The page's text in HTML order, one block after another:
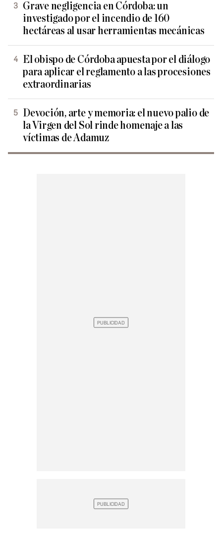
Grave negligencia en Córdoba: un
investigado por el incendio de 160
hectáreas al usar herramientas mecánicas
El obispo de Córdoba apuesta por el diálogo
para aplicar el reglamento a las procesiones
extraordinarias
Devoción, arte y memoria: el nuevo palio de
la Virgen del Sol rinde homenaje a las
víctimas de Adamuz